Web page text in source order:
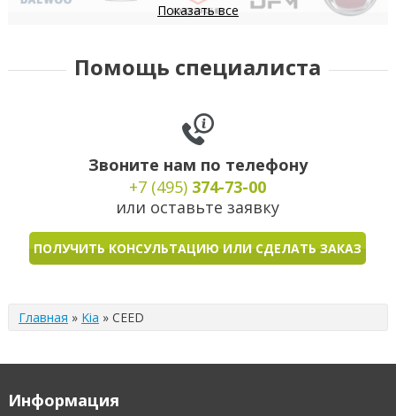
Показать все
Помощь специалиста
Звоните нам по телефону
+7 (495) 374-73-00
или оставьте заявку
ПОЛУЧИТЬ КОНСУЛЬТАЦИЮ ИЛИ СДЕЛАТЬ ЗАКАЗ
Главная » Kia » CEED
Информация